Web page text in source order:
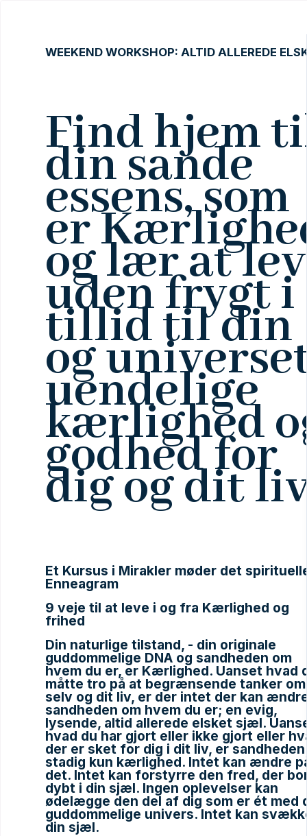
WEEKEND WORKSHOP: ALTID ALLEREDE
Find hjem
din sande
essens, som
er
og lær at
uden frygt i
tillid til din
og
uendelige
kærlighed
godhed for
dig og dit
Et Kursus i Mirakler møder det
Enneagram
9 veje til at leve i og fra Kærlighed og
frihed
Din naturlige tilstand, - din originale
guddommelige DNA og sandheden om
hvem du er, er Kærlighed. Uanset hvad
måtte tro på at begrænsende tanker
selv og dit liv, er der intet der kan
sandheden om hvem du er; en evig,
lysende, altid allerede elsket sjæl.
hvad du har gjort eller ikke gjort eller
der er sket for dig i dit liv, er sandheden
stadig kun kærlighed. Intet kan ændre
det. Intet kan forstyrre den fred, der
dybt i din sjæl. Ingen oplevelser kan
ødelægge den del af dig som er ét med
guddommelige univers. Intet kan
din sjæl.